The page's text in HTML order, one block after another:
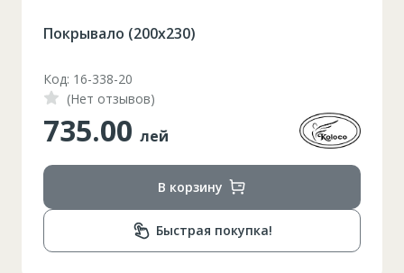
2XL 3XL
164-170
Circumferinta pieptului 86-96
Набор бокалов для красного винаAllegra
Код: 1210046
(Нет отзывов)
348.00 лей
В корзину
Быстрая покупка!